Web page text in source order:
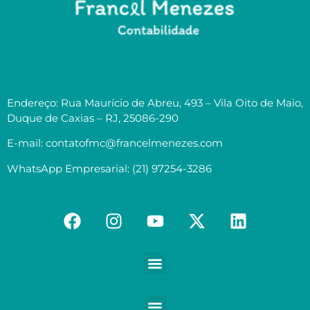
Endereço: Rua Maurício de Abreu, 493 – Vila Oito de Maio,
Duque de Caxias – RJ, 25086-290
E-mail: contatofmc@francelmenezes.com
WhatsApp Empresarial: (21) 97254-3286